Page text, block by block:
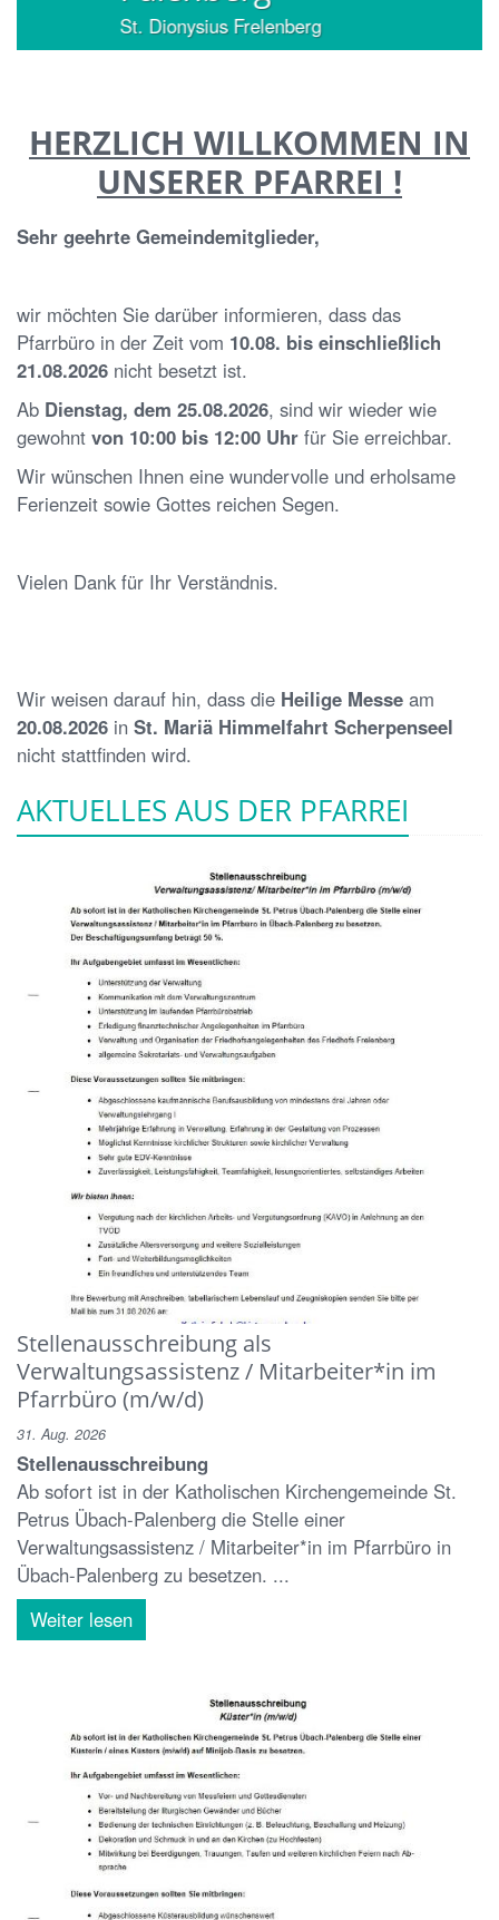
St. Dionysius Frelenberg
HERZLICH WILLKOMMEN IN
UNSERER PFARREI !
Sehr geehrte Gemeindemitglieder,
wir möchten Sie darüber informieren, dass das
Pfarrbüro in der Zeit vom 10.08. bis einschließlich
21.08.2026 nicht besetzt ist.
Ab Dienstag, dem 25.08.2026, sind wir wieder wie
gewohnt von 10:00 bis 12:00 Uhr für Sie erreichbar.
Wir wünschen Ihnen eine wundervolle und erholsame
Ferienzeit sowie Gottes reichen Segen.
Vielen Dank für Ihr Verständnis.
Wir weisen darauf hin, dass die Heilige Messe am
20.08.2026 in St. Mariä Himmelfahrt Scherpenseel
nicht stattfinden wird.
AKTUELLES AUS DER PFARREI
Stellenausschreibung als
Verwaltungsassistenz / Mitarbeiter*in im
Pfarrbüro (m/w/d)
31. Aug. 2026
Stellenausschreibung
Ab sofort ist in der Katholischen Kirchengemeinde St.
Petrus Übach-Palenberg die Stelle einer
Verwaltungsassistenz / Mitarbeiter*in im Pfarrbüro in
Übach-Palenberg zu besetzen. ...
Weiter lesen